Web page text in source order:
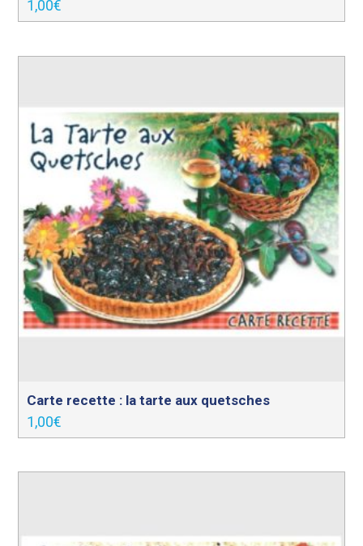
1,00€
Carte recette : la tarte aux quetsches
1,00€